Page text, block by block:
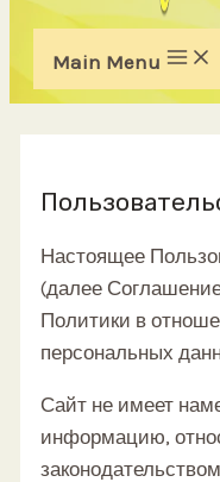
Main Menu
Настоящее
(далее
Политики в
персональных
Сайт не имеет
информацию,